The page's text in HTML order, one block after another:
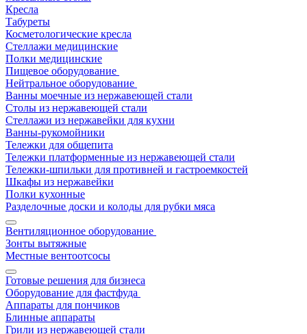
Кресла
Табуреты
Косметологические кресла
Стеллажи медицинские
Полки медицинские
Пищевое оборудование
Нейтральное оборудование
Ванны моечные из нержавеющей стали
Столы из нержавеющей стали
Стеллажи из нержавейки для кухни
Ванны-рукомойники
Тележки для общепита
Тележки платформенные из нержавеющей стали
Тележки-шпильки для противней и гастроемкостей
Шкафы из нержавейки
Полки кухонные
Разделочные доски и колоды для рубки мяса
Вентиляционное оборудование
Зонты вытяжные
Местные вентоотсосы
Готовые решения для бизнеса
Оборудование для фастфуда
Аппараты для пончиков
Блинные аппараты
Грили из нержавеющей стали